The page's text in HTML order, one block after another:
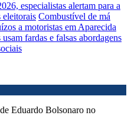
especialistas alertam para a
eleitorais Combustível de má
a motoristas em Aparecida
fardas e falsas abordagens